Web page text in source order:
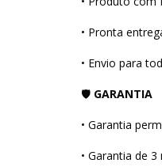
• Pronta
• Envio para
🛡 GARANTIA
• Garantia
• Garantia de